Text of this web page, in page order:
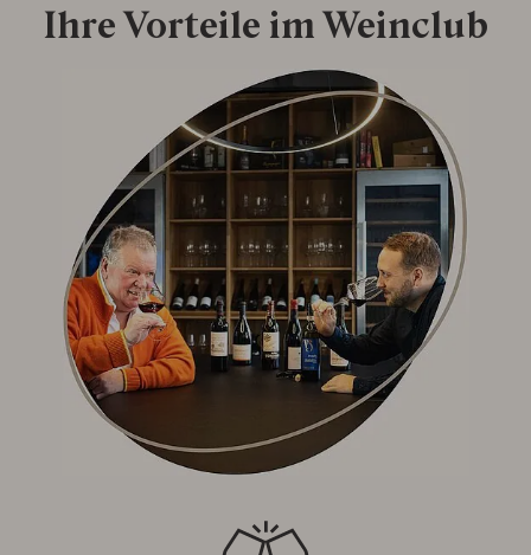
Ihre Vorteile im Weinclub